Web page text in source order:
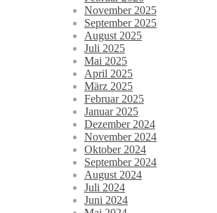
November 2025
September 2025
August 2025
Juli 2025
Mai 2025
April 2025
März 2025
Februar 2025
Januar 2025
Dezember 2024
November 2024
Oktober 2024
September 2024
August 2024
Juli 2024
Juni 2024